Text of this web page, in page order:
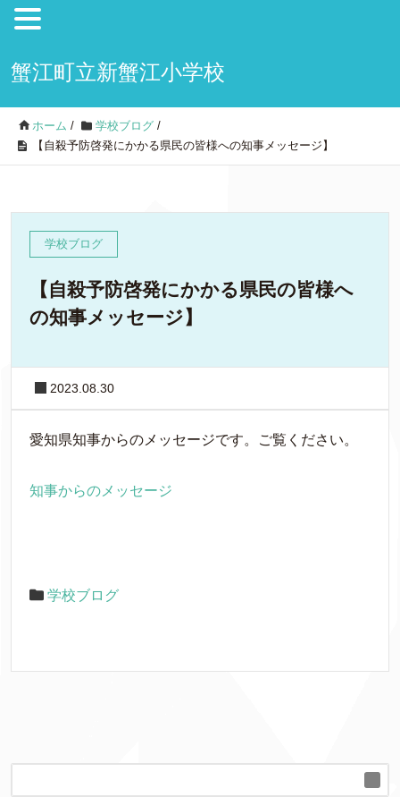
蟹江町立新蟹江小学校
ホーム / 学校ブログ /
【自殺予防啓発にかかる県民の皆様への知事メッセージ】
学校ブログ
【自殺予防啓発にかかる県民の皆様へ
の知事メッセージ】
2023.08.30
愛知県知事からのメッセージです。ご覧ください。
知事からのメッセージ
学校ブログ